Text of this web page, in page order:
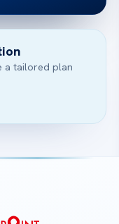
a tailored plan